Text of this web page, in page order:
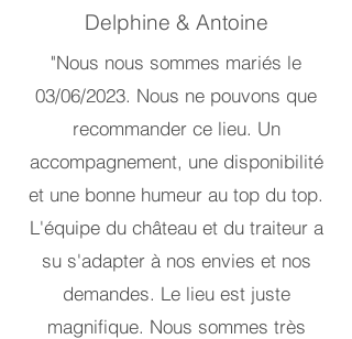
Delphine & Antoine
"Nous nous sommes mariés le
03/06/2023. Nous ne pouvons que
recommander ce lieu. Un
accompagnement, une disponibilité
et une bonne humeur au top du top.
L'équipe du château et du traiteur a
su s'adapter à nos envies et nos
demandes. Le lieu est juste
magnifique. Nous sommes très